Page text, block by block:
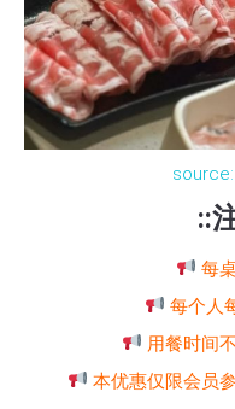
::
每
每个人
用餐时间
本优惠仅限会员